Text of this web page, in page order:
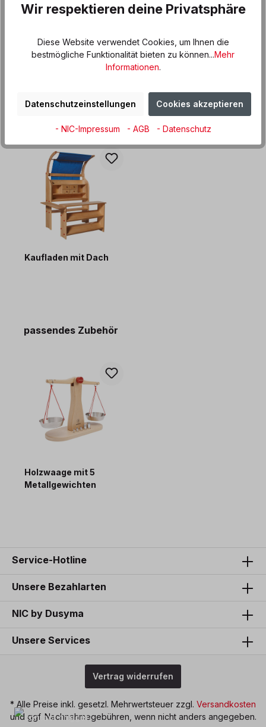
Kaufladen mit Dach
Produktgalerie überspringen
passendes Zubehör
Holzwaage mit 5
Metallgewichten
Service-Hotline
Unsere Bezahlarten
NIC by Dusyma
Unsere Services
Vertrag widerrufen
* Alle Preise inkl. gesetzl. Mehrwertsteuer zzgl. Versandkosten
und ggf. Nachnahmegebühren, wenn nicht anders angegeben.
Wir respektieren deine Privatsphäre
Diese Website verwendet Cookies, um Ihnen die
bestmögliche Funktionalität bieten zu können...Mehr
Informationen.
Datenschutzeinstellungen Cookies akzeptieren
- NIC-Impressum - AGB - Datenschutz